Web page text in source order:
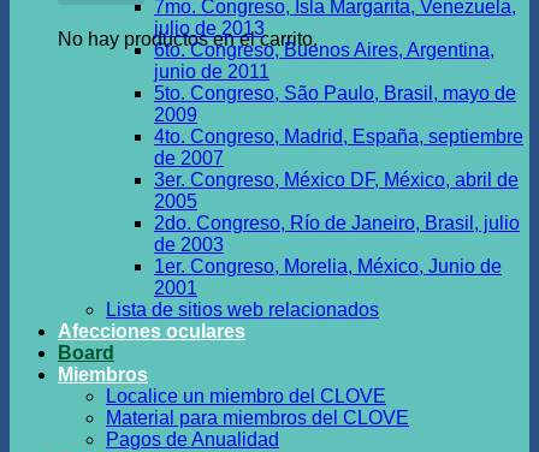
No hay productos en el carrito.
7mo. Congreso, Isla Margarita, Venezuela,
julio de 2013
6to. Congreso, Buenos Aires, Argentina,
junio de 2011
5to. Congreso, São Paulo, Brasil, mayo de
2009
4to. Congreso, Madrid, España, septiembre
de 2007
3er. Congreso, México DF, México, abril de
2005
2do. Congreso, Río de Janeiro, Brasil, julio
de 2003
1er. Congreso, Morelia, México, Junio de
2001
Lista de sitios web relacionados
Afecciones oculares
Board
Miembros
Localice un miembro del CLOVE
Material para miembros del CLOVE
Pagos de Anualidad